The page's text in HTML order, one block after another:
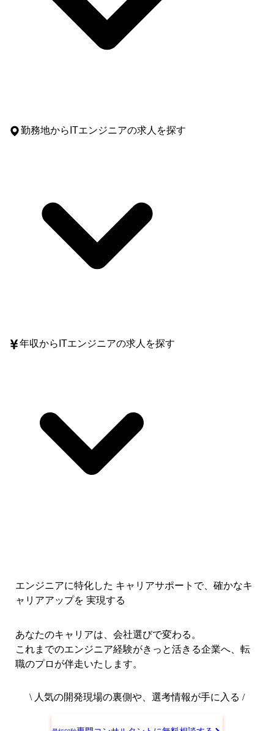
勤務地からITエンジニアの求人を探す
年収からITエンジニアの求人を探す
エンジニアに特化した キャリアサポートで、 確かなキ
ャリアアップを 実現する
あなたのキャリアは、会社選びで変わる。
これまでのエンジニア経験がきっと活きる企業へ、転
職のプロが伴走いたします。
\ 人気の開発現場の裏側や、選考情報が手に入る /